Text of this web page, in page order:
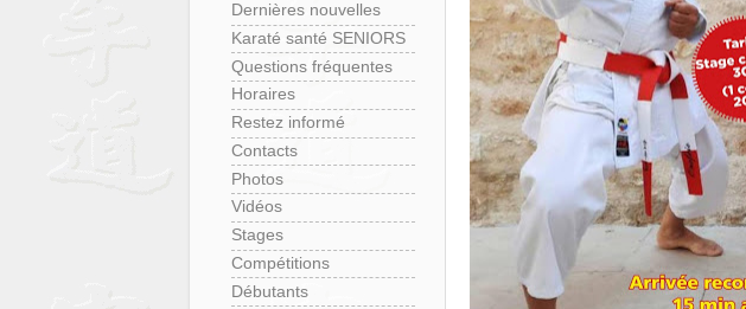
Dernières nouvelles
Karaté santé SENIORS
Questions fréquentes
Horaires
Restez informé
Contacts
Photos
Vidéos
Stages
Compétitions
Débutants